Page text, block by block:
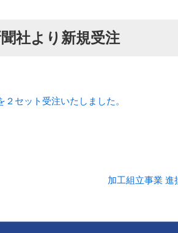
社より新規受注
セット受注いたしました。
加工組立事業 進